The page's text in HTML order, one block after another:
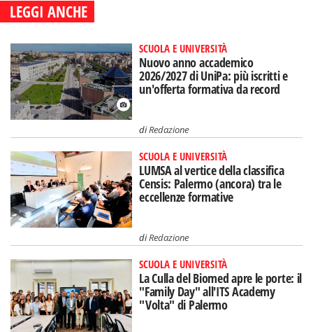
LEGGI ANCHE
SCUOLA E UNIVERSITÀ
Nuovo anno accademico
2026/2027 di UniPa: più iscritti e
un'offerta formativa da record
diRedazione
SCUOLA E UNIVERSITÀ
LUMSA al vertice della classifica
Censis: Palermo (ancora) tra le
eccellenze formative
diRedazione
SCUOLA E UNIVERSITÀ
La Culla del Biomed apre le porte: il
"Family Day" all'ITS Academy
"Volta" di Palermo